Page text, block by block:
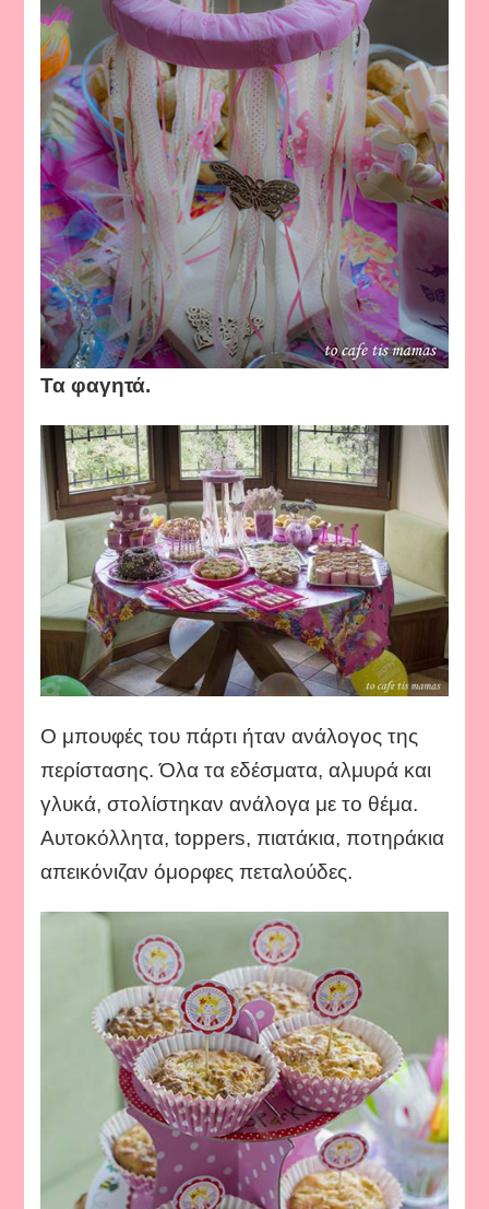
Τα φαγητά.
Ο μπουφές του πάρτι ήταν ανάλογος της
περίστασης. Όλα τα εδέσματα, αλμυρά και
γλυκά, στολίστηκαν ανάλογα με το θέμα.
Αυτοκόλλητα, toppers, πιατάκια, ποτηράκια
απεικόνιζαν όμορφες πεταλούδες.